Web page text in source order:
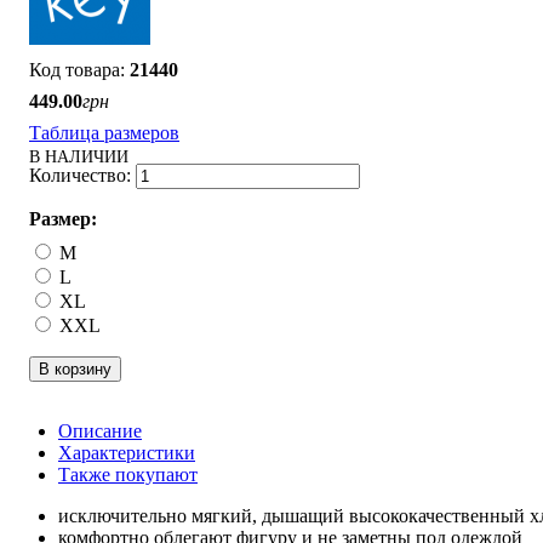
21440
449.00грн
Таблица размеров
В НАЛИЧИИ
Размер:
M
L
XL
XXL
В корзину
Описание
Характеристики
Также покупают
исключительно мягкий, дышащий высококачественный
комфортно облегают фигуру и не заметны под одеждой